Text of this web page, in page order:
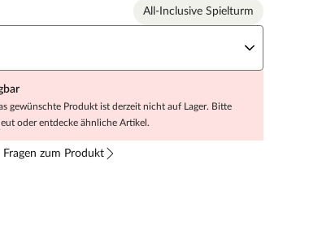
All-Inclusive Spielturm
gewünschte Produkt ist derzeit nicht auf Lager. Bitte
oder entdecke ähnliche Artikel.
Fragen zum Produkt